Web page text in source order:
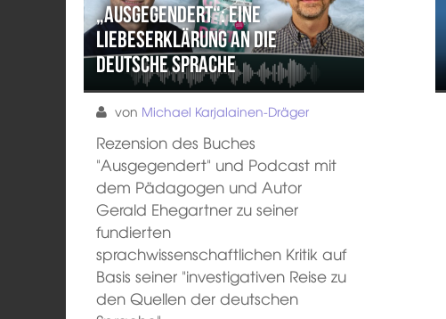
„Ausgegendert“: Eine
Liebeserklärung an die
deutsche Sprache
von Michael Karjalainen-Dräger
Rezension des Buches
"Ausgegendert" und Podcast mit
dem Pädagogen und Autor
Gerald Ehegartner zu seiner
fundierten
sprachwissenschaftlichen Kritik auf
Basis seiner "investigativen Reise zu
den Quellen der deutschen